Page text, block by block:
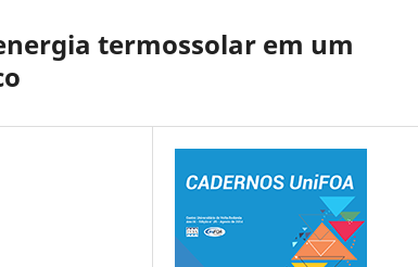
termossolar em um